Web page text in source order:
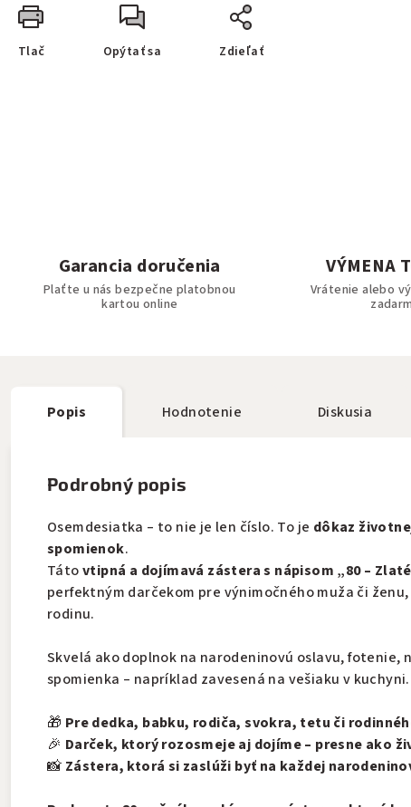
Tlač Opýtať sa Zdieľať
Garancia doručenia
Plaťte u nás bezpečne platobnou
kartou online
VÝMENA
Vrátenie alebo
Popis Hodnotenie Diskusia
Podrobný popis
Osemdesiatka – to nie je len číslo. To je dôkaz
spomienok.
Tátovtipná a dojímavá zástera s nápisom „80 –
perfektným darčekom pre výnimočného muža či
rodinu.
Skvelá ako doplnok na narodeninovú oslavu, fotenie,
spomienka – napríklad zavesená na vešiaku v kuchyni.
🎁 Pre dedka, babku, rodiča, svokra, tetu či
🎉 Darček, ktorý rozosmeje aj dojíme – presne ako
📸 Zástera, ktorá si zaslúži byť na každej